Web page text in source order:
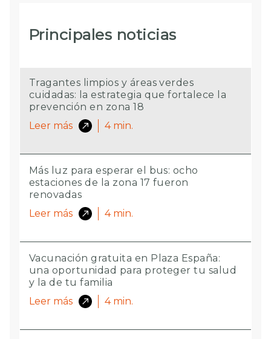
Principales noticias
Tragantes limpios y áreas verdes
cuidadas: la estrategia que fortalece la
prevención en zona 18
Leer más
4 min.
Más luz para esperar el bus: ocho
estaciones de la zona 17 fueron
renovadas
Leer más
4 min.
Vacunación gratuita en Plaza España:
una oportunidad para proteger tu salud
y la de tu familia
Leer más
4 min.